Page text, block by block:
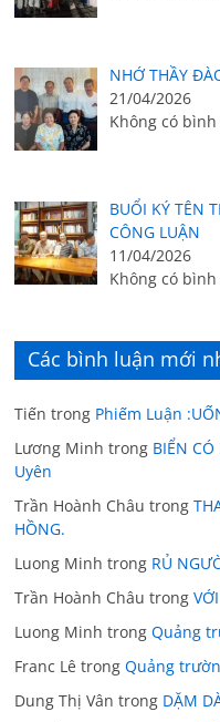
NHỚ THẦY
21/04/2026
Không có
BUỔI KÝ TÊN
CÔNG LUẬN
11/04/2026
Không có
Các bình luận mới
Tiến trong Phiếm Luận
Lương Minh trong BIỂN
Uyên
Trần Hoành Châu trong
HỒNG.
Luong Minh trong RỦ
Trần Hoành Châu trong
Luong Minh trongQuảng
Franc Lê trongQuảng
Dung Thị Vân trong DẶM